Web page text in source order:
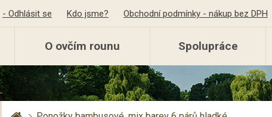
- Odhlásit se Kdo jsme? Obchodní podmínky - nákup bez DPH
O ovčím rounu Spolupráce